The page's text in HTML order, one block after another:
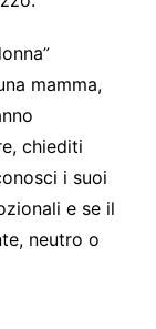
mamma,
chiediti
i suoi
e se il
neutro o